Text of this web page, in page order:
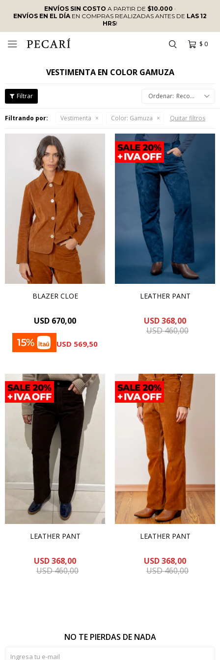
ENVÍOS SIN COSTO A PARTIR DE $10.000 ·
ENVÍOS EN EL DÍAEN COMPRAS REALIZADAS ANTES DE LAS 12
HRS!
$ 0

VESTIMENTA EN COLOR GAMUZA
Recomendados
Filtrando por: Vestimenta Color: Gamuza Quitar filtros
BLAZER CLOE
USD 670,00
USD 569,50
LEATHER PANT
USD368,00
USD460,00
LEATHER PANT
USD368,00
USD460,00
LEATHER PANT
USD368,00
USD460,00
NO TE PIERDAS DE NADA